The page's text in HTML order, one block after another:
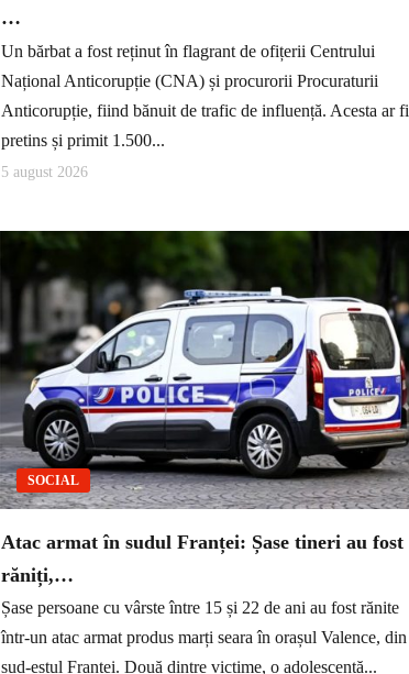
…
Un bărbat a fost reținut în flagrant de ofițerii Centrului
Național Anticorupție (CNA) și procurorii Procuraturii
Anticorupție, fiind bănuit de trafic de influență. Acesta ar fi
pretins și primit 1.500...
5 august 2026
SOCIAL
Atac armat în sudul Franței: Șase tineri au fost
răniți,…
Șase persoane cu vârste între 15 și 22 de ani au fost rănite
într-un atac armat produs marți seara în orașul Valence, din
sud-estul Franței. Două dintre victime, o adolescentă...